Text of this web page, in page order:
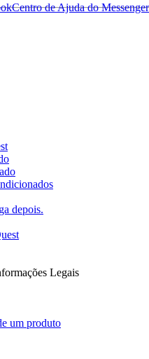
Centro de Ajuda do Messenger
depois.
Legais
um produto